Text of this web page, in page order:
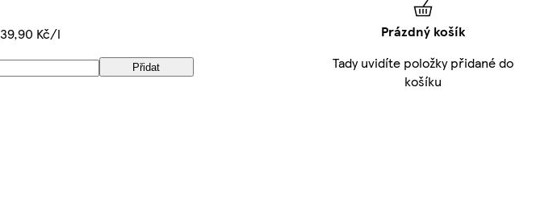
39,90 Kč/l
Přidat
Prázdný košík
Tady uvidíte položky přidané do
košíku